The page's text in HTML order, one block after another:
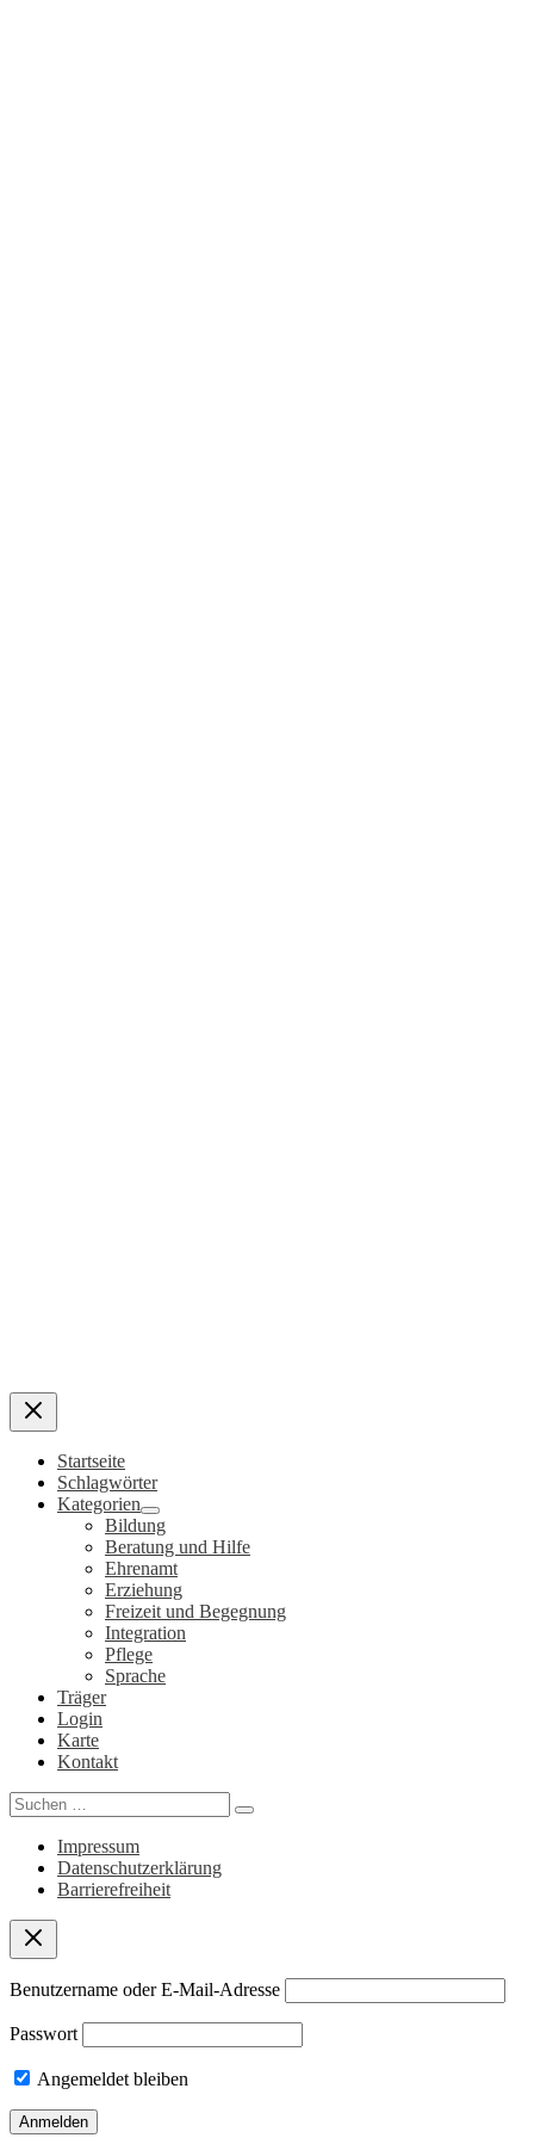
Startseite
Schlagwörter
Kategorien
Bildung
Beratung und Hilfe
Ehrenamt
Erziehung
Freizeit und Begegnung
Integration
Pflege
Sprache
Träger
Login
Karte
Kontakt
Search
for:
Impressum
Datenschutzerklärung
Barrierefreiheit
Benutzername oder E-Mail-Adresse
Passwort
Angemeldet bleiben